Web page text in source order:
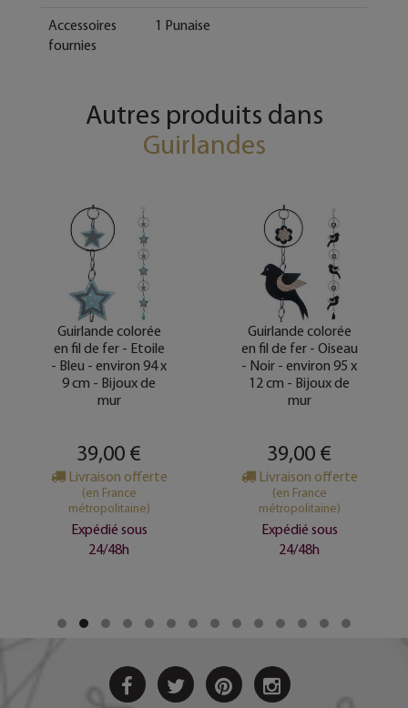
Accessoires
fournies
1 Punaise
Autres produits dans
Guirlandes
Guirlande colorée
en fil de fer - Etoile
- Bleu - environ 94 x
9 cm - Bijoux de
mur
39,00 €
Livraison offerte
(en France
métropolitaine)
Expédié sous
24/48h
Guirlande colorée
en fil de fer - Oiseau
- Noir - environ 95 x
12 cm - Bijoux de
mur
39,00 €
Livraison offerte
(en France
métropolitaine)
Expédié sous
24/48h